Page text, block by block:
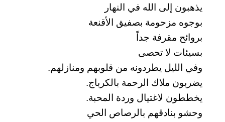
يذهبون إلى الله في النهار
بوجوه مزحومة بصفيق الأقنعة
بروائح مقرفة جداً
بسيئات لا تحصى
وفي الليل يطردونه من قلوبهم ومنازلهم.
يضربون ملاك الرحمة بالكرباج.
يخططون لاغتيال وردة المحبة.
وحشو بنادقهم بالرصاص الحي